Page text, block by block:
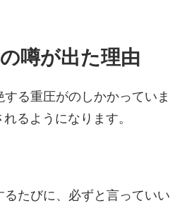
噂が出た理由
る重圧がのしかかっていま
るようになります。
たびに、必ずと言っていい